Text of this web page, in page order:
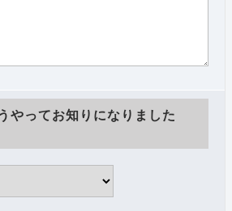
やってお知りになりました